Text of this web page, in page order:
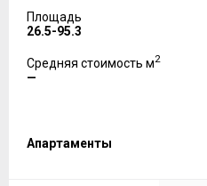
Площадь
26.5-95.3
Средняя стоимость м2
—
Апартаменты